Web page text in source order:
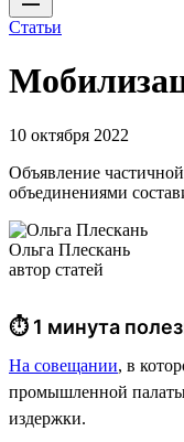
Статьи
10 октября 2022
Объявление
объединениями
Ольга Плескань
автор статей
⏱ 1 минута
На совещании, в
промышленной палаты
издержки.